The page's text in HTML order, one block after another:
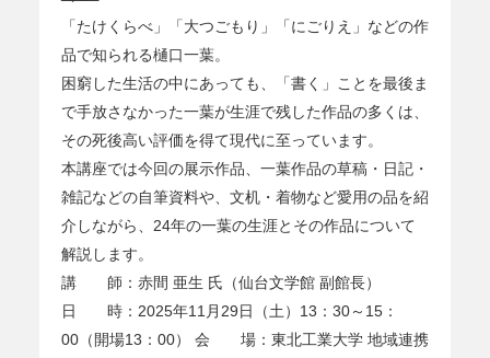
「たけくらべ」「大つごもり」「にごりえ」などの作
品で知られる樋口一葉。
困窮した生活の中にあっても、「書く」ことを最後ま
で手放さなかった一葉が生涯で残した作品の多くは、
その死後高い評価を得て現代に至っています。
本講座では今回の展示作品、一葉作品の草稿・日記・
雑記などの自筆資料や、文机・着物など愛用の品を紹
介しながら、24年の一葉の生涯とその作品について
解説します。
講 師：赤間 亜生 氏（仙台文学館 副館長）
日 時：2025年11月29日（土）13：30～15：
00（開場13：00） 会 場：東北工業大学 地域連携